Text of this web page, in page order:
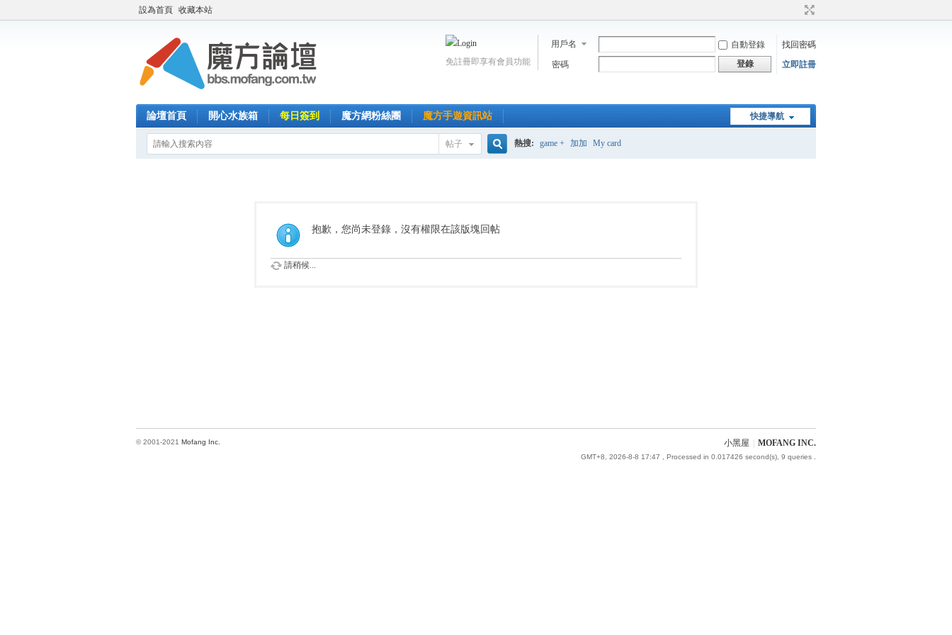
設為首頁 收藏本站
用戶名 自動登錄
找回密碼
密碼
登錄 立即註冊
免註冊即享有會員功能
快捷導航
論壇首頁 開心水族箱 每日簽到 魔方網粉絲團 魔方手遊資訊站
帖子
索
熱搜: game + 加加 My card
抱歉，您尚未登錄，沒有權限在該版塊回帖
請稍候...
小黑屋 MOFANG INC.
GMT+8, 2026-8-8 17:47 , Processed in 0.017426 second(s), 9 queries .
© 2001-2021 Mofang Inc.